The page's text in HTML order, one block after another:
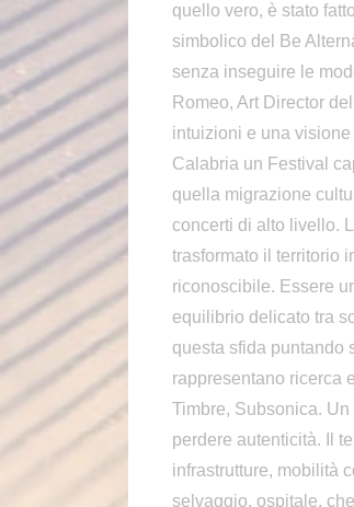
quello vero, è stato
simbolico del Be
senza inseguire le
Romeo, Art Director
intuizioni e una visione
Calabria un Festival
quella migrazione
concerti di alto livello.
trasformato il territorio
riconoscibile. Essere
equilibrio delicato tra
questa sfida puntando
rappresentano ricerca
Timbre, Subsonica. Un
perdere autenticità. Il
infrastrutture, mobilità
selvaggio, ospitale,